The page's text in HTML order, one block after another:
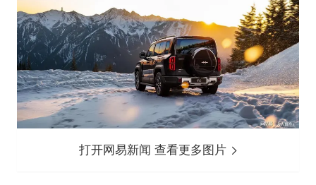
打开网易新闻 查看更多图片